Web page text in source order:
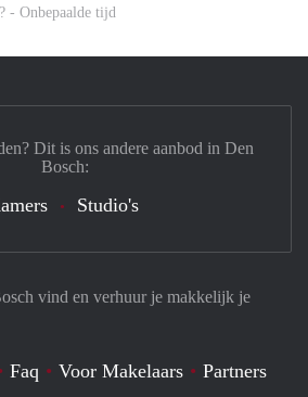
- Onbepaalde tijd
vind en verhuur je makkelijk je
Faq Voor Makelaars Partners
Dit is ons andere aanbod in Den
Bosch:
Studio's